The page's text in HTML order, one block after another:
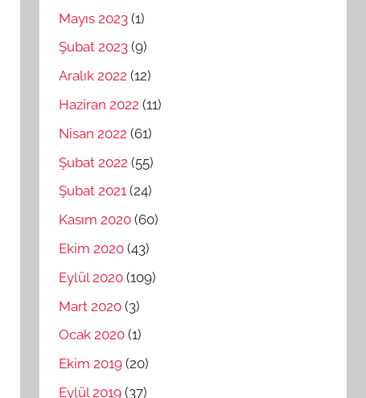
Mayıs 2023 (1)
Şubat 2023 (9)
Aralık 2022 (12)
Haziran 2022 (11)
Nisan 2022 (61)
Şubat 2022 (55)
Şubat 2021 (24)
Kasım 2020 (60)
Ekim 2020 (43)
Eylül 2020 (109)
Mart 2020 (3)
Ocak 2020 (1)
Ekim 2019 (20)
Eylül 2019 (37)